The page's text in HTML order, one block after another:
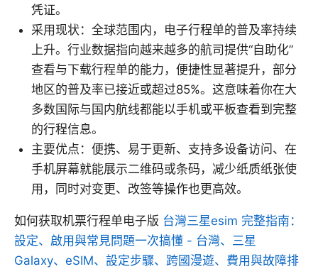
凭证。
采用现状：全球范围内，电子行程单的普及率持续
上升。行业数据指向越来越多的航司提供“自助化”
查看与下载行程单的能力，便捷性显著提升，部分
地区的普及率已接近或超过85%。这意味着你在大
多数国际与国内航线都能以手机或平板查看到完整
的行程信息。
主要优点：便携、易于更新、支持多设备访问、在
手机屏幕就能展示二维码或条码，减少纸质纸张使
用，同时对变更、改签等操作也更高效。
如何获取机票行程单电子版 台灣三星esim 完整指南：
設定、啟用與常見問題一次搞懂 - 台灣、三星
Galaxy、eSIM、設定步驟、跨國漫遊、費用與故障排